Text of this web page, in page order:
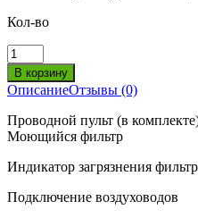
Кол-во
ОписаниеОтзывы (0)
Проводной пульт (в
Моющийся фильтр
Индикатор загрязнения
Подключение воздуховодов